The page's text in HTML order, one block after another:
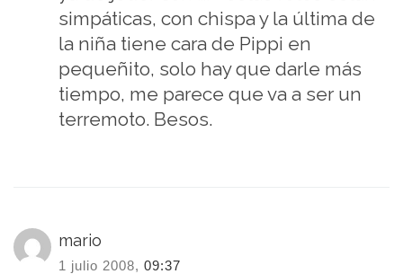
simpáticas, con chispa y la última de
la niña tiene cara de Pippi en
pequeñito, solo hay que darle más
tiempo, me parece que va a ser un
terremoto. Besos.
mario
1 julio 2008, 09:37